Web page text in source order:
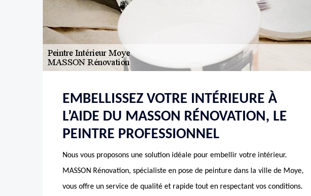
EMBELLISSEZ VOTRE INTÉRIEURE À
L’AIDE DU MASSON RÉNOVATION, LE
PEINTRE PROFESSIONNEL
Nous vous proposons une solution idéale pour embellir votre intérieur.
MASSON Rénovation, spécialiste en pose de peinture dans la ville de Moye,
vous offre un service de qualité et rapide tout en respectant vos conditions.